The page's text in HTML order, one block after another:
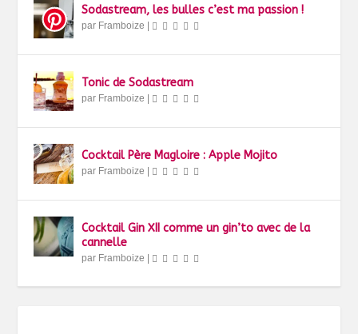
Sodastream, les bulles c’est ma passion !
par Framboize |
Tonic de Sodastream
par Framboize |
Cocktail Père Magloire : Apple Mojito
par Framboize |
Cocktail Gin XII comme un gin’to avec de la
cannelle
par Framboize |